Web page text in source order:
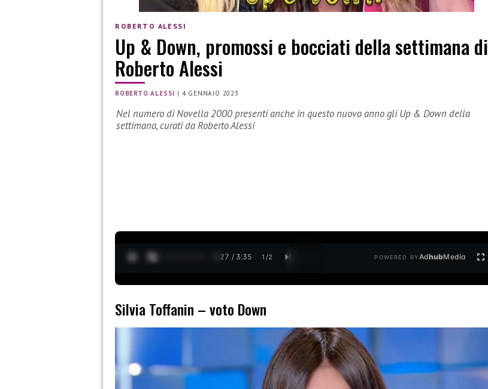
ROBERTO ALESSI
Up & Down, promossi e bocciati della settimana di
Roberto Alessi
ROBERTO ALESSI | 4 GENNAIO 2023
Nel numero di Novella 2000 presenti anche in questo nuovo anno gli Up & Down della
settimana, curati da Roberto Alessi
0:28 / 3:35 1 /2 POWERED BYAdhubMedia
Silvia Toffanin – voto Down